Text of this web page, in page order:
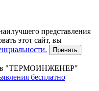
представления
этот сайт, вы
Принять
"ТЕРМОИНЖЕНЕР"